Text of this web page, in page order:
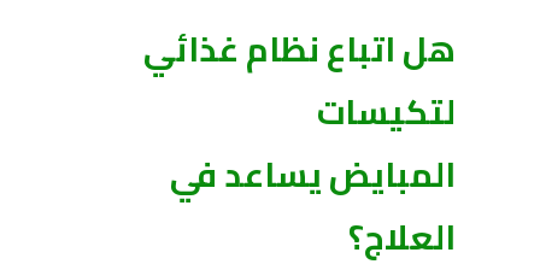
هل اتباع نظام غذائي
لتكيسات
المبايض يساعد في
العلاج؟